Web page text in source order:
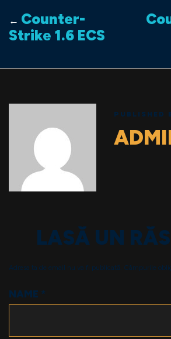
← Counter-
Strike 1.6 ECS
PUBLISHED
LASĂ UN
Adresa ta de email nu va fi publicată. Câmpurile
NAME *